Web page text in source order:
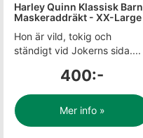
Harley Quinn Klassisk Barn
Maskeraddräkt - XX-Large
Hon är vild, tokig och
ständigt vid Jokerns sida....
400:-
Mer info »